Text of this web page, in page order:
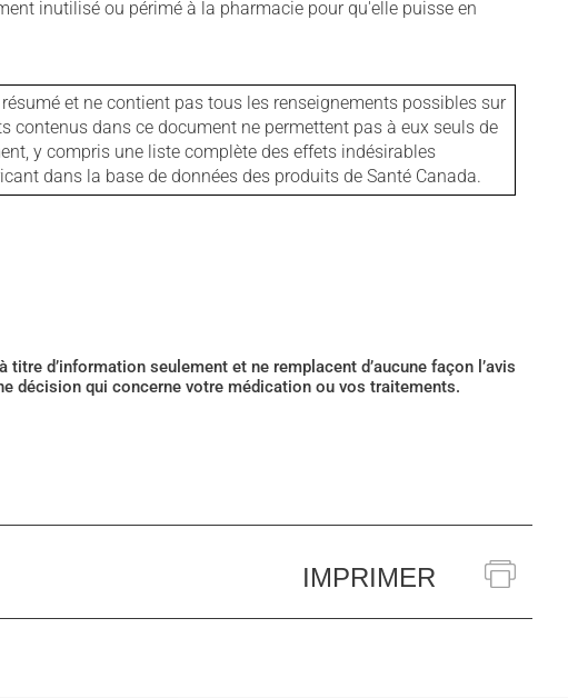
inutilisé ou périmé à la pharmacie pour qu'elle puisse en
et ne contient pas tous les renseignements possibles sur
contenus dans ce document ne permettent pas à eux seuls de
y compris une liste complète des effets indésirables
dans la base de données des produits de Santé Canada.
d’information seulement et ne remplacent d’aucune façon l’avis
décision qui concerne votre médication ou vos traitements.
IMPRIMER